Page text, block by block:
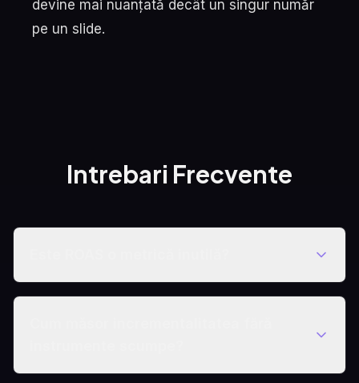
devine mai nuanțată decât un singur număr
pe un slide.
Intrebari Frecvente